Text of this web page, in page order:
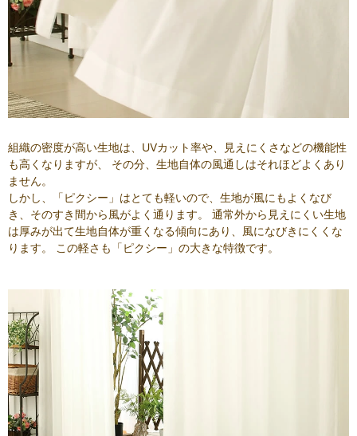
組織の密度が高い生地は、UVカット率や、見えにくさなどの機能性
も高くなりますが、 その分、生地自体の風通しはそれほどよくあり
ません。
しかし、「ピクシー」はとても軽いので、生地が風にもよくなび
き、そのすき間から風がよく通ります。 通常外から見えにくい生地
は厚みが出て生地自体が重くなる傾向にあり、風になびきにくくな
ります。 この軽さも「ピクシー」の大きな特徴です。